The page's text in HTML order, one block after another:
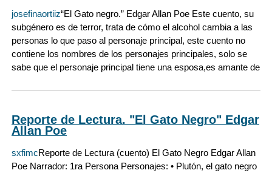
josefinaortiiz“El Gato negro.” Edgar Allan Poe Este cuento, su
subgénero es de terror, trata de cómo el alcohol cambia a las
personas lo que paso al personaje principal, este cuento no
contiene los nombres de los personajes principales, solo se
sabe que el personaje principal tiene una esposa,es amante de
Reporte de Lectura. "El Gato Negro" Edgar
Allan Poe
sxfimcReporte de Lectura (cuento) El Gato Negro Edgar Allan
Poe Narrador: 1ra Persona Personajes: • Plutón, el gato negro